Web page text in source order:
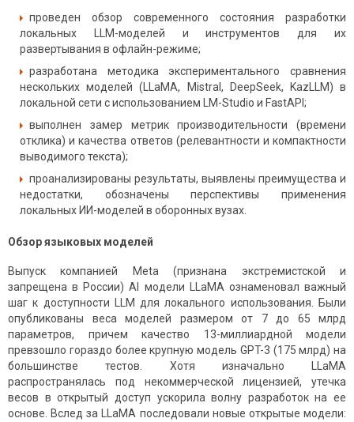
проведен обзор современного состояния разработки
локальных LLM-моделей и инструментов для их
развертывания в офлайн-режиме;
разработана методика экспериментального сравнения
нескольких моделей (LLaMA, Mistral, DeepSeek, KazLLM) в
локальной сети с использованием LM-Studio и FastAPI;
выполнен замер метрик производительности (времени
отклика) и качества ответов (релевантности и компактности
выводимого текста);
проанализированы результаты, выявлены преимущества и
недостатки, обозначены перспективы применения
локальных ИИ-моделей в оборонных вузах.
Обзор языковых моделей
Выпуск компанией Meta(признана экстремистской и
запрещена в России) AI модели LLaMA ознаменовал важный
шаг к доступности LLM для локального использования. Были
опубликованы веса моделей размером от 7 до 65 млрд
параметров, причем качество 13-миллиардной модели
превзошло гораздо более крупную модель GPT-3 (175 млрд) на
большинстве тестов. Хотя изначально LLaMA
распространялась под некоммерческой лицензией, утечка
весов в открытый доступ ускорила волну разработок на ее
основе. Вслед за LLaMA последовали новые открытые модели: